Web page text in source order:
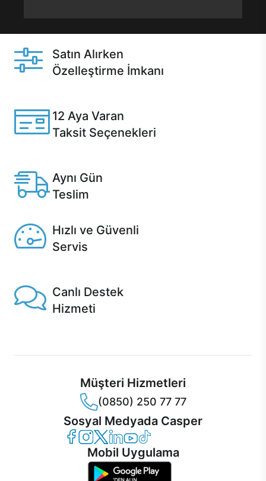
Satın Alırken
Özelleştirme İmkanı
12 Aya Varan
Taksit Seçenekleri
Aynı Gün
Teslim
Hızlı ve Güvenli
Servis
Canlı Destek
Hizmeti
Müşteri Hizmetleri
(0850) 250 77 77
Sosyal Medyada Casper
Casper Facebook
Casper Instagram
Casper Twitter
Casper LinkedIn
Casper YouTube
Casper TikTok
Mobil Uygulama